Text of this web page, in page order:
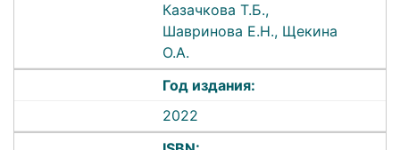
Казачкова Т.Б.,
Шавринова Е.Н., Щекина
О.А.
Год издания:
2022